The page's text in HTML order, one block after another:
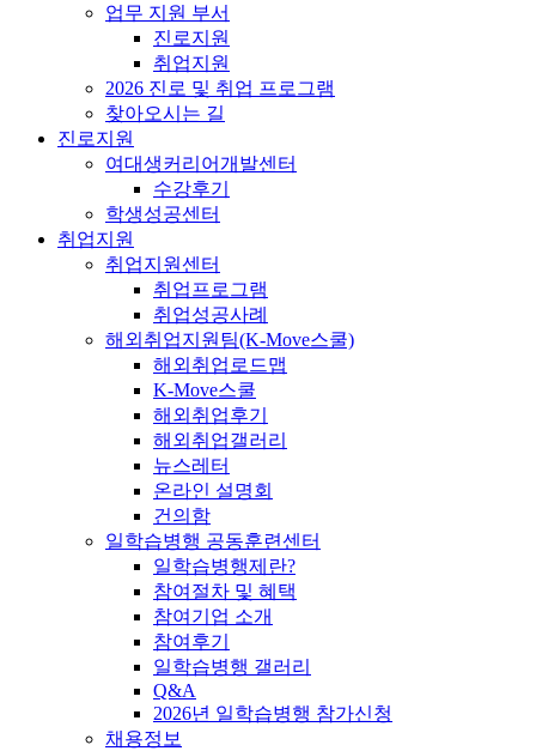
업무 지원 부서
진로지원
취업지원
2026 진로 및 취업 프로그램
찾아오시는 길
진로지원
여대생커리어개발센터
수강후기
학생성공센터
취업지원
취업지원센터
취업프로그램
취업성공사례
해외취업지원팀(K-Move스쿨)
해외취업로드맵
K-Move스쿨
해외취업후기
해외취업갤러리
뉴스레터
온라인 설명회
건의함
일학습병행 공동훈련센터
일학습병행제란?
참여절차 및 혜택
참여기업 소개
참여후기
일학습병행 갤러리
Q&A
2026년 일학습병행 참가신청
채용정보